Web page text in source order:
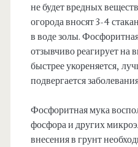
не будет вредных
огорода вносят 3-4
в воде золы.
отзывчиво реагирует на
быстрее укореняется,
подвергается
Фосфоритная мука
фосфора и других
внесения в грунт